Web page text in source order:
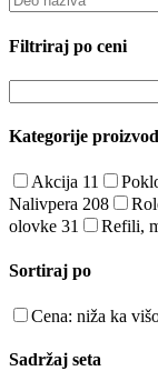
Filtriraj po ceni
Kategorije
Akcija 11
Nalivpera 208
olovke 31 Refili,
Sortiraj po
Cena: niža ka
Sadržaj seta